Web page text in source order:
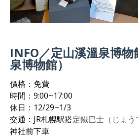
INFO／定山溪溫泉博
泉博物館）
價格：免費
時間：9:00~17:00
休日：12/29~1/3
交通：JR札幌駅搭定鐵巴士（じょう
神社前下車